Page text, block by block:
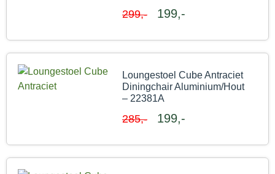
299,- 199,-
Loungestoel Cube Antraciet
Diningchair Aluminium/Hout
– 22381A
285,- 199,-